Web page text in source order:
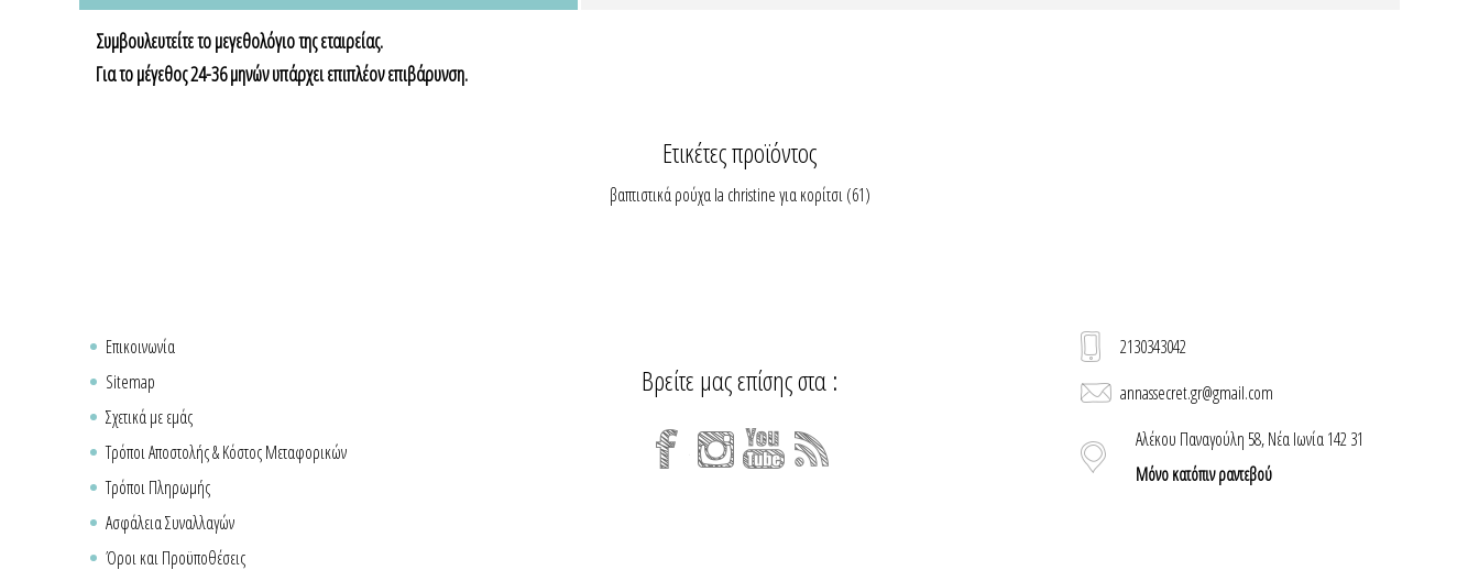
Συμβουλευτείτε το μεγεθολόγιο της εταιρείας.
Για το μέγεθος 24-36 μηνών υπάρχει επιπλέον επιβάρυνση.
Ετικέτες προϊόντος
βαπτιστικά ρούχα la christine για κορίτσι (61)
Επικοινωνία
Sitemap
Σχετικά με εμάς
Τρόποι Αποστολής & Κόστος Μεταφορικών
Τρόποι Πληρωμής
Ασφάλεια Συναλλαγών
Όροι και Προϋποθέσεις
Βρείτε μας επίσης στα :
2130343042
annassecret.gr@gmail.com
Αλέκου Παναγούλη 58, Νέα Ιωνία 142 31
Μόνο κατόπιν ραντεβού